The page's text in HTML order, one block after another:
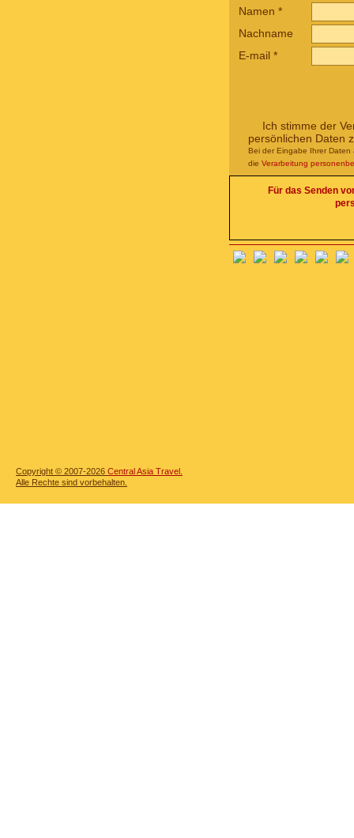
Namen *
Nachname
E-mail *
Ich stimme der
persönlichen Daten
Bei der Eingabe Ihrer Daten
die Verarbeitung
Für das Senden
Copyright © 2007-2026 Central Asia Travel.
Alle Rechte sind vorbehalten.